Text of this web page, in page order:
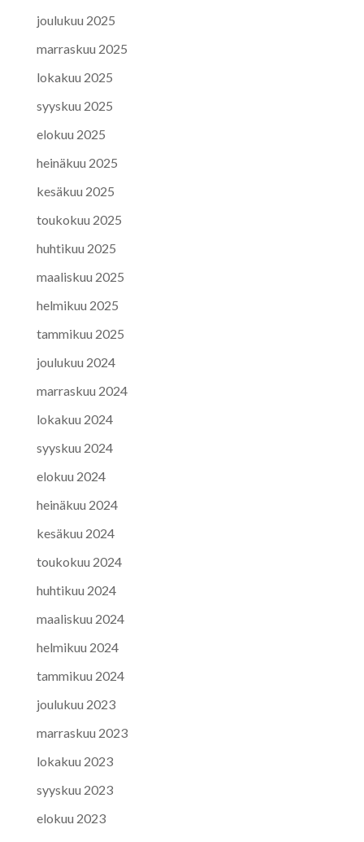
joulukuu 2025
marraskuu 2025
lokakuu 2025
syyskuu 2025
elokuu 2025
heinäkuu 2025
kesäkuu 2025
toukokuu 2025
huhtikuu 2025
maaliskuu 2025
helmikuu 2025
tammikuu 2025
joulukuu 2024
marraskuu 2024
lokakuu 2024
syyskuu 2024
elokuu 2024
heinäkuu 2024
kesäkuu 2024
toukokuu 2024
huhtikuu 2024
maaliskuu 2024
helmikuu 2024
tammikuu 2024
joulukuu 2023
marraskuu 2023
lokakuu 2023
syyskuu 2023
elokuu 2023